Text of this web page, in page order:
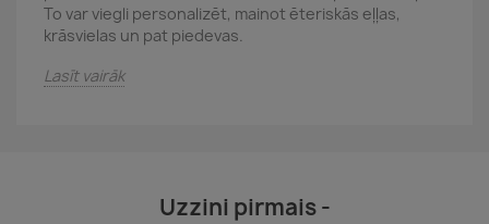
To var viegli personalizēt, mainot ēteriskās eļļas,
krāsvielas un pat piedevas.
Lasīt vairāk
Uzzini pirmais -